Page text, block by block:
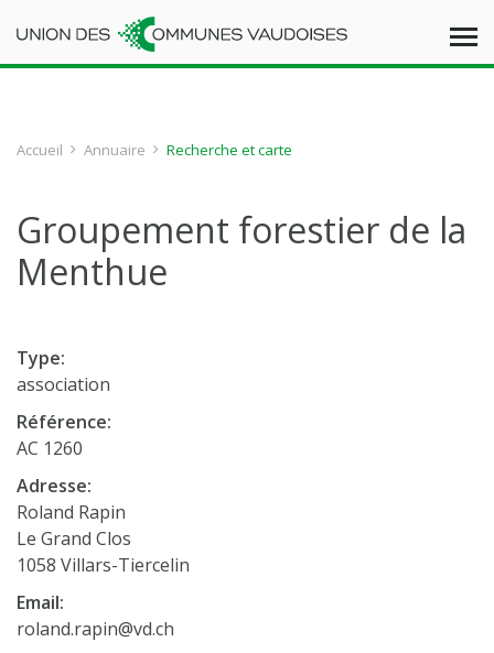
Accueil Annuaire Recherche et carte
Groupement forestier de la
Menthue
Type:
association
Référence:
AC 1260
Adresse:
Roland Rapin
Le Grand Clos
1058 Villars-Tiercelin
Email:
roland.rapin@vd.ch